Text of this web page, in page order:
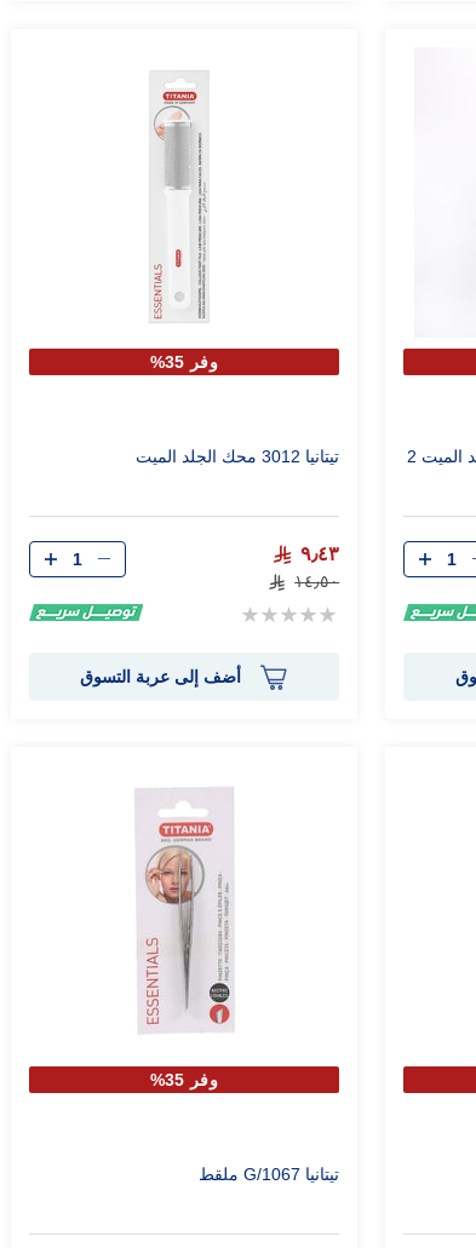
تيتانيا مجموعة محك ومقشطة للجلد الميت 2
وفر 35%
تيتانيا 3012 محك الجلد الميت
٩٫٤٣
١٤٫٥٠
Rating:
الكمية
أضف إلى عربة التسوق
وفر 35%
تيتانيا 1067/G ملقط